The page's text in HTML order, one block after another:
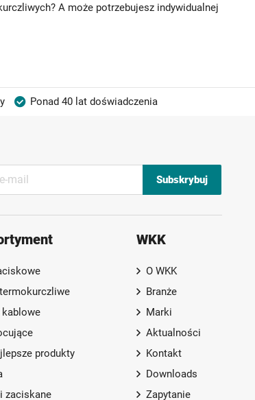
A może potrzebujesz indywidualnej
Ponad 40 lat doświadczenia
Subskrybuj
kablowe
produkty
zaciskane
WKK
O WKK
Branże
Marki
Aktualności
Kontakt
Downloads
Zapytanie